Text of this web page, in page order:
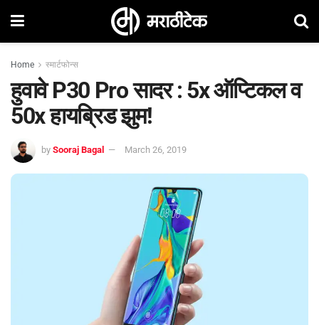
Home स्मार्टफोन्स
हुवावे P30 Pro सादर : 5x ऑप्टिकल व
50x हायब्रिड झुम!
by Sooraj Bagal March 26, 2019